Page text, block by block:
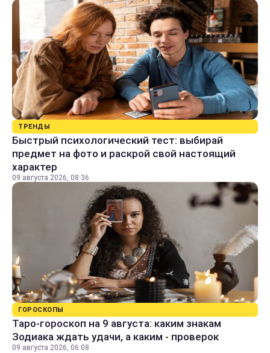
ТРЕНДЫ
Быстрый психологический тест: выбирай
предмет на фото и раскрой свой настоящий
характер
09 августа 2026, 08:36
ГОРОСКОПЫ
Таро-гороскоп на 9 августа: каким знакам
Зодиака ждать удачи, а каким - проверок
09 августа 2026, 06:08